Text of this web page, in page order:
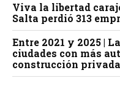
Viva la libertad
Salta perdió 313
Entre 2021 y 2025 |
ciudades con más
construcción privada